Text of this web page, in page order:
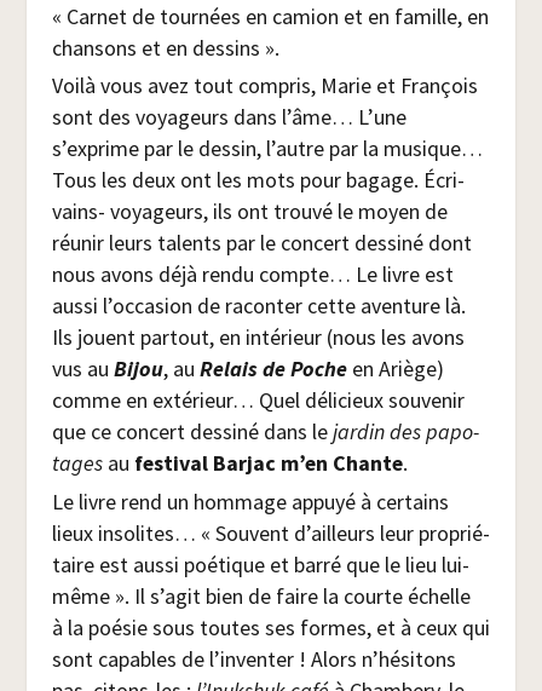
« Car­net de tour­nées en camion et en famille, en
chan­sons et en dessins ».
Voi­là vous avez tout com­pris, Marie et Fran­çois
sont des voya­geurs dans l’âme… L’une
s’exprime par le des­sin, l’autre par la musique…
Tous les deux ont les mots pour bagage. Écri­
vains- voya­geurs, ils ont trou­vé le moyen de
réunir leurs talents par le concert des­si­né dont
nous avons déjà ren­du compte… Le livre est
aus­si l’occasion de racon­ter cette aven­ture là.
Ils jouent par­tout, en inté­rieur (nous les avons
vus au Bijou, au Relais de Pocheen Ariège)
comme en exté­rieur… Quel déli­cieux sou­ve­nir
que ce concert des­si­né dans lejar­din des papo­
tagesau fes­ti­val Bar­jac m’en Chante.
Le livre rend un hom­mage appuyé à cer­tains
lieux inso­lites… « Sou­vent d’ailleurs leur pro­prié­
taire est aus­si poé­tique et bar­ré que le lieu lui-
même ». Il s’agit bien de faire la courte échelle
à la poé­sie sous toutes ses formes, et à ceux qui
sont capables de l’inventer ! Alors n’hésitons